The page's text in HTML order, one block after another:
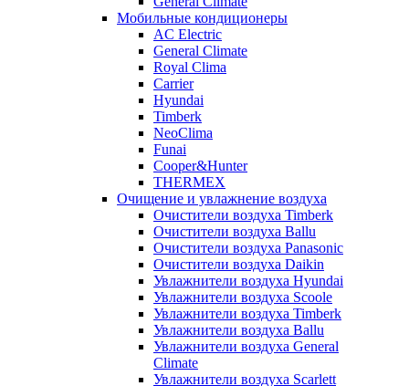
Мобильные кондиционеры
AC Electric
General Climate
Royal Clima
Carrier
Hyundai
Timberk
NeoClima
Funai
Cooper&Hunter
THERMEX
Очищение и увлажнение воздуха
Очистители воздуха Timberk
Очистители воздуха Ballu
Очистители воздуха Panasonic
Очистители воздуха Daikin
Увлажнители воздуха Hyundai
Увлажнители воздуха Scoole
Увлажнители воздуха Timberk
Увлажнители воздуха Ballu
Увлажнители воздуха General
Climate
Увлажнители воздуха Scarlett